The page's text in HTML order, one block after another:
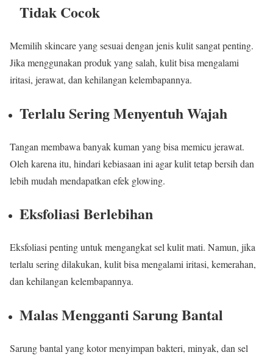
Tidak Cocok
Memilih skincare yang sesuai dengan jenis kulit sangat penting.
Jika menggunakan produk yang salah, kulit bisa mengalami
iritasi, jerawat, dan kehilangan kelembapannya.
Terlalu Sering Menyentuh Wajah
Tangan membawa banyak kuman yang bisa memicu jerawat.
Oleh karena itu, hindari kebiasaan ini agar kulit tetap bersih dan
lebih mudah mendapatkan efek glowing.
Eksfoliasi Berlebihan
Eksfoliasi penting untuk mengangkat sel kulit mati. Namun, jika
terlalu sering dilakukan, kulit bisa mengalami iritasi, kemerahan,
dan kehilangan kelembapannya.
Malas Mengganti Sarung Bantal
Sarung bantal yang kotor menyimpan bakteri, minyak, dan sel